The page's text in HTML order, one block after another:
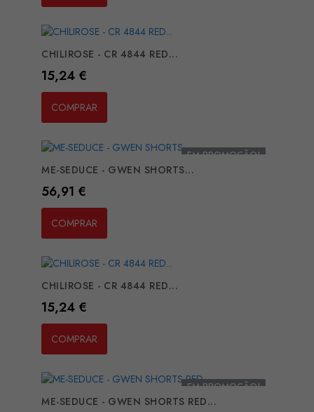
CHILIROSE - CR 4844 RED...
Preço
15,24 €
COMPRAR
EM PROMOÇÃO!
ME-SEDUCE - GWEN SHORTS...
Preço
56,91 €
COMPRAR
CHILIROSE - CR 4844 RED...
Preço
15,24 €
COMPRAR
EM PROMOÇÃO!
ME-SEDUCE - GWEN SHORTS RED...